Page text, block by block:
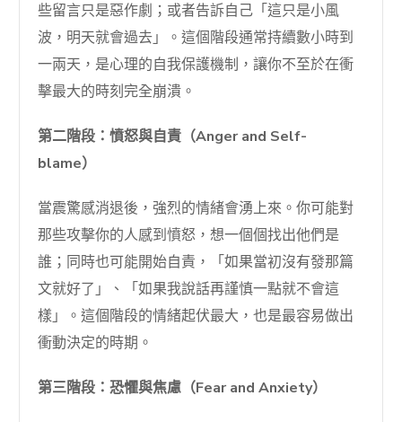
些留言只是惡作劇；或者告訴自己「這只是小風
波，明天就會過去」。這個階段通常持續數小時到
一兩天，是心理的自我保護機制，讓你不至於在衝
擊最大的時刻完全崩潰。
第二階段：憤怒與自責（Anger and Self-
blame）
當震驚感消退後，強烈的情緒會湧上來。你可能對
那些攻擊你的人感到憤怒，想一個個找出他們是
誰；同時也可能開始自責，「如果當初沒有發那篇
文就好了」、「如果我說話再謹慎一點就不會這
樣」。這個階段的情緒起伏最大，也是最容易做出
衝動決定的時期。
第三階段：恐懼與焦慮（Fear and Anxiety）